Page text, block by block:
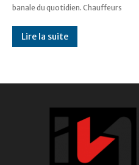
banale du quotidien. Chauffeurs
Lire la suite